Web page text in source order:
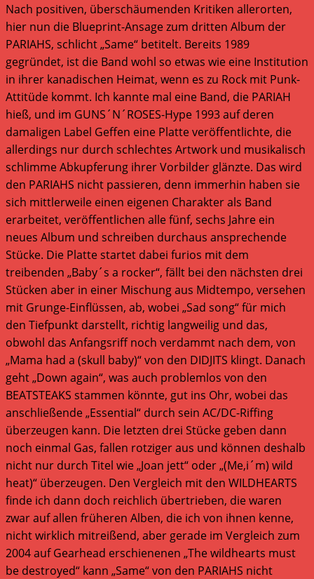
Nach positiven, überschäumenden Kritiken allerorten,
hier nun die Blueprint-Ansage zum dritten Album der
PARIAHS, schlicht „Same“ betitelt. Bereits 1989
gegründet, ist die Band wohl so etwas wie eine Institution
in ihrer kanadischen Heimat, wenn es zu Rock mit Punk-
Attitüde kommt. Ich kannte mal eine Band, die PARIAH
hieß, und im GUNS´N´ROSES-Hype 1993 auf deren
damaligen Label Geffen eine Platte veröffentlichte, die
allerdings nur durch schlechtes Artwork und musikalisch
schlimme Abkupferung ihrer Vorbilder glänzte. Das wird
den PARIAHS nicht passieren, denn immerhin haben sie
sich mittlerweile einen eigenen Charakter als Band
erarbeitet, veröffentlichen alle fünf, sechs Jahre ein
neues Album und schreiben durchaus ansprechende
Stücke. Die Platte startet dabei furios mit dem
treibenden „Baby´s a rocker“, fällt bei den nächsten drei
Stücken aber in einer Mischung aus Midtempo, versehen
mit Grunge-Einflüssen, ab, wobei „Sad song“ für mich
den Tiefpunkt darstellt, richtig langweilig und das,
obwohl das Anfangsriff noch verdammt nach dem, von
„Mama had a (skull baby)“ von den DIDJITS klingt. Danach
geht „Down again“, was auch problemlos von den
BEATSTEAKS stammen könnte, gut ins Ohr, wobei das
anschließende „Essential“ durch sein AC/DC-Riffing
überzeugen kann. Die letzten drei Stücke geben dann
noch einmal Gas, fallen rotziger aus und können deshalb
nicht nur durch Titel wie „Joan jett“ oder „(Me,i´m) wild
heat)“ überzeugen. Den Vergleich mit den WILDHEARTS
finde ich dann doch reichlich übertrieben, die waren
zwar auf allen früheren Alben, die ich von ihnen kenne,
nicht wirklich mitreißend, aber gerade im Vergleich zum
2004 auf Gearhead erschienenen „The wildhearts must
be destroyed“ kann „Same“ von den PARIAHS nicht